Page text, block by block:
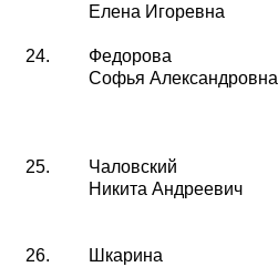
Елена Игоревна
24.
Федорова
Софья Александровна
25.
Чаловский
Никита Андреевич
26.
Шкарина